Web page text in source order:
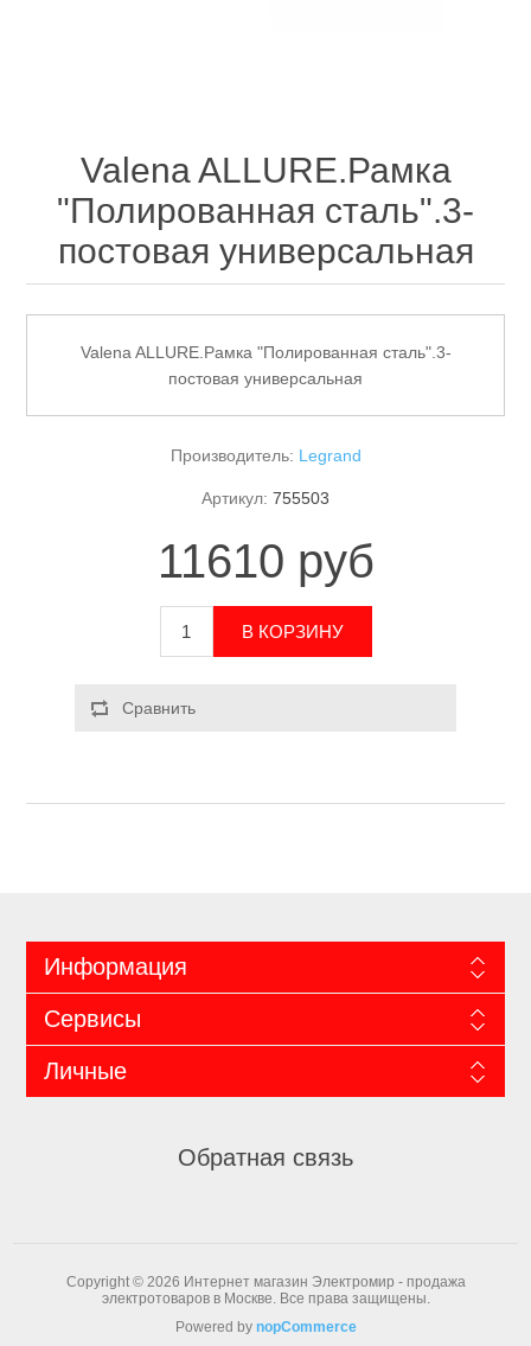
Valena ALLURE.Рамка
"Полированная сталь".3-
постовая универсальная
Valena ALLURE.Рамка "Полированная сталь".3-
постовая универсальная
Производитель: Legrand
Артикул: 755503
11610 руб
Информация
Сервисы
Личные
Обратная связь
Copyright © 2026 Интернет магазин Электромир - продажа
электротоваров в Москве. Все права защищены.
Powered by nopCommerce